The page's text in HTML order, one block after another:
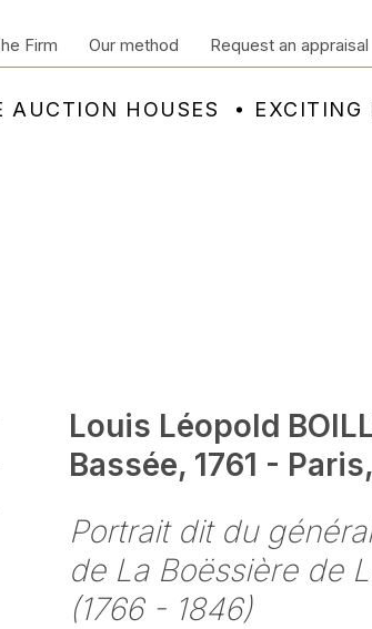
AUCTION HOUSES EXCITING
Firm Our method Request an appraisal
Louis Léopold
Bassée, 1761 -
Portrait dit du
de La Boëssière de
(1766 - 1846)